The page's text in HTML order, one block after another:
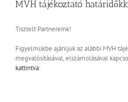
MVH tájékoztató
Tisztelt Partnereink!
Figyelmükbe ajánljuk az alábbi MVH
megvalósításával, elszámolásával
kattintva: